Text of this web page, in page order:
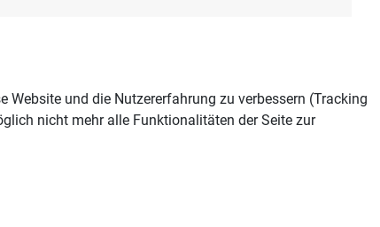
Website und die Nutzererfahrung zu verbessern (Tracking
nicht mehr alle Funktionalitäten der Seite zur